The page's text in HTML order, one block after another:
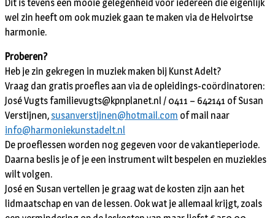
Dit is tevens een mooie gelegenheid voor iedereen die eigenlijk
wel zin heeft om ook muziek gaan te maken via de Helvoirtse
harmonie.
Proberen?
Heb je zin gekregen in muziek maken bij Kunst Adelt?
Vraag dan gratis proefles aan via de opleidings-coördinatoren:
José Vugts familievugts@kpnplanet.nl / 0411 – 642141 of Susan
Verstijnen, susanverstijnen@hotmail.com of mail naar
info@harmoniekunstadelt.nl
De proeflessen worden nog gegeven voor de vakantieperiode.
Daarna beslis je of je een instrument wilt bespelen en muziekles
wilt volgen.
José en Susan vertellen je graag wat de kosten zijn aan het
lidmaatschap en van de lessen. Ook wat je allemaal krijgt, zoals